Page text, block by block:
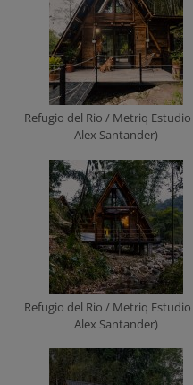
Refugio del Rio / Metriq
Alex Santander)
Refugio del Rio / Metriq
Alex Santander)